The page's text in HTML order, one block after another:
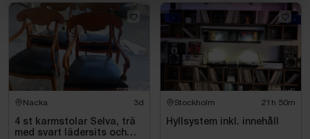
Nacka 3d
4 st karmstolar Selva, trä
med svart lädersits och
Stockholm 21h 50m
Hyllsystem inkl. innehåll